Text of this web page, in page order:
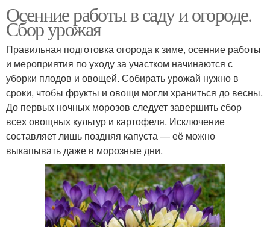
Осенние работы в саду и огороде.
Сбор урожая
Правильная подготовка огорода к зиме, осенние работы
и мероприятия по уходу за участком начинаются с
уборки плодов и овощей. Собирать урожай нужно в
сроки, чтобы фрукты и овощи могли храниться до весны.
До первых ночных морозов следует завершить сбор
всех овощных культур и картофеля. Исключение
составляет лишь поздняя капуста — её можно
выкапывать даже в морозные дни.